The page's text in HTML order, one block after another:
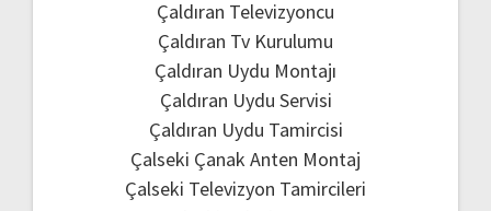
Çaldıran Televizyoncu
Çaldıran Tv Kurulumu
Çaldıran Uydu Montajı
Çaldıran Uydu Servisi
Çaldıran Uydu Tamircisi
Çalseki Çanak Anten Montaj
Çalseki Televizyon Tamircileri